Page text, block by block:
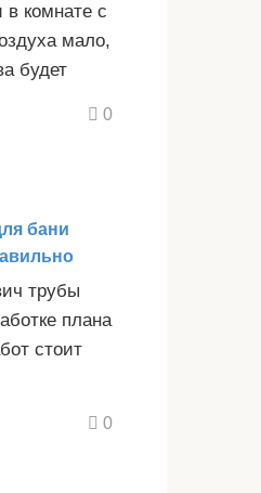
в комнате с
мало,
будет
0
бани
трубы
плана
стоит
0